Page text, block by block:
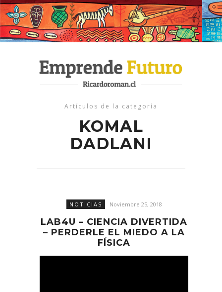
Artículos de la categoría
KOMAL
DADLANI
NOTICIAS Noviembre 25, 2018
LAB4U – CIENCIA DIVERTIDA
– PERDERLE EL MIEDO A LA
FÍSICA